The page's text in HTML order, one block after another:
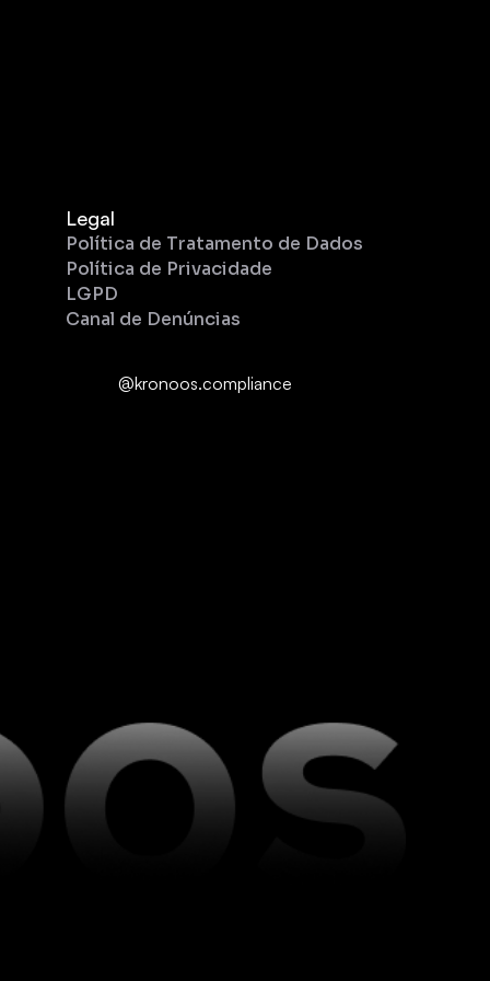
Legal
Política de Tratamento de Dados
Política de Privacidade
LGPD
Canal de Denúncias
@kronoos.compliance